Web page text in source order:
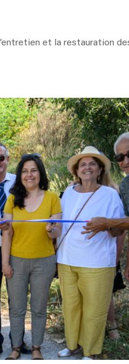
et la restauration